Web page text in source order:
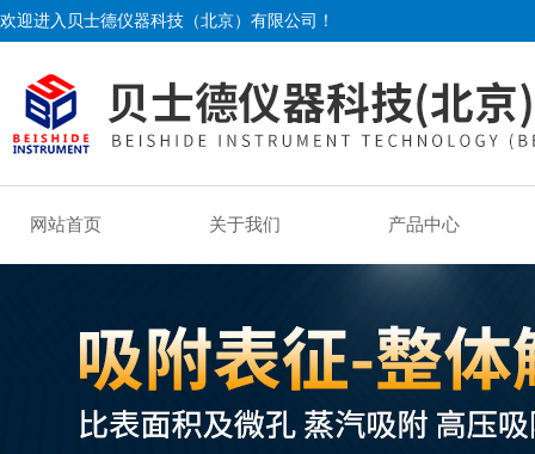
欢迎进入贝士德仪器科技（北京）有限公司！
网站首页 关于我们 产品中心